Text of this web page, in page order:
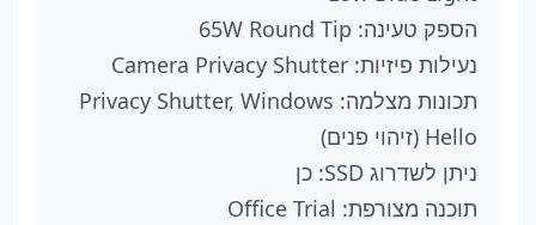
הספק טעינה: 65W Round Tip
נעילות פיזיות: Camera Privacy Shutter
תכונות מצלמה: Privacy Shutter, Windows
Hello (זיהוי פנים)
ניתן לשדרוג SSD: כן
תוכנה מצורפת: Office Trial